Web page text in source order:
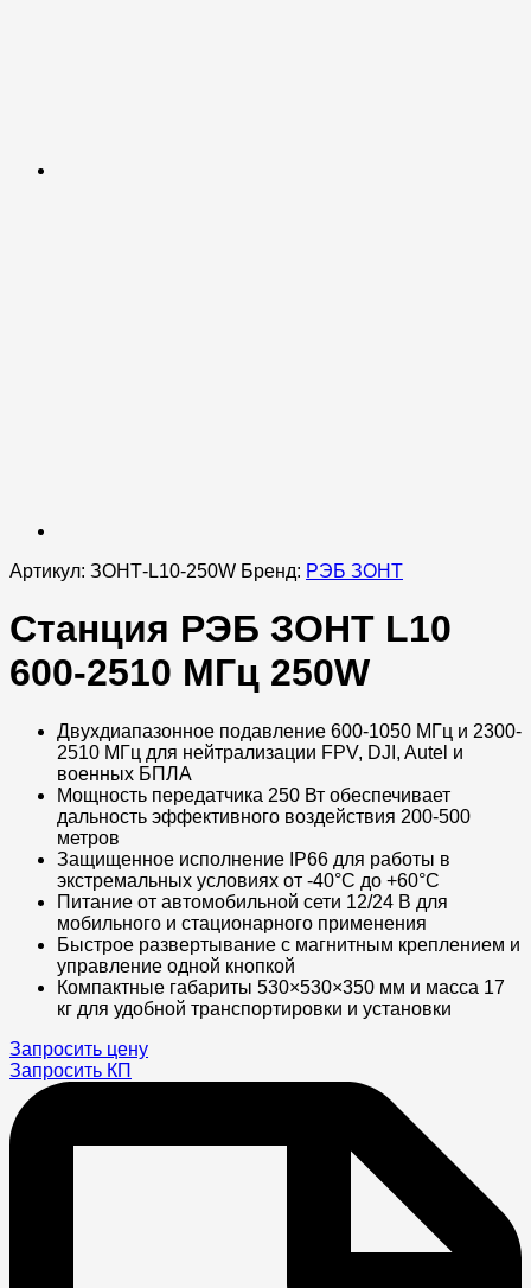
Артикул: ЗОНТ-L10-250W Бренд: РЭБ ЗОНТ
Станция РЭБ ЗОНТ L10
600-2510 МГц 250W
Двухдиапазонное подавление 600-1050 МГц и 2300-
2510 МГц для нейтрализации FPV, DJI, Autel и
военных БПЛА
Мощность передатчика 250 Вт обеспечивает
дальность эффективного воздействия 200-500
метров
Защищенное исполнение IP66 для работы в
экстремальных условиях от -40°C до +60°C
Питание от автомобильной сети 12/24 В для
мобильного и стационарного применения
Быстрое развертывание с магнитным креплением и
управление одной кнопкой
Компактные габариты 530×530×350 мм и масса 17
кг для удобной транспортировки и установки
Запросить цену
Запросить КП